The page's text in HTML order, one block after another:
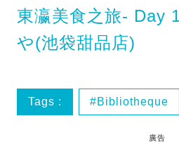
東瀛美食之旅- Day
や(池袋甜品店)
Tags : Bibliotheque
廣告